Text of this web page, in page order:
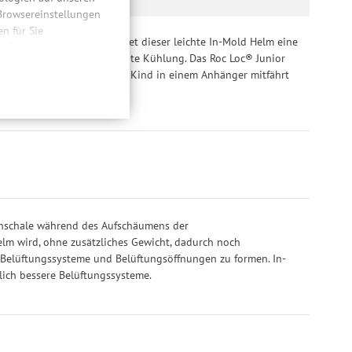
für Sie
werden Ihre
zum Zwecke
den
unter
Erwachsenenhelmen bietet dieser leichte In-Mold Helm eine
für effiziente Kühlung. Das Roc Loc® Junior
Drehknopf. Egal, ob das Kind in einem Anhänger mitfährt
während des Aufschäumens der
wird, ohne zusätzliches Gewicht, dadurch noch
und Belüftungsöffnungen zu formen. In-
bessere Belüftungssysteme.